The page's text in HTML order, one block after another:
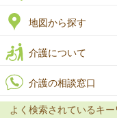
地図から探す
介護について
介護の相談窓口
よく検索されているキ